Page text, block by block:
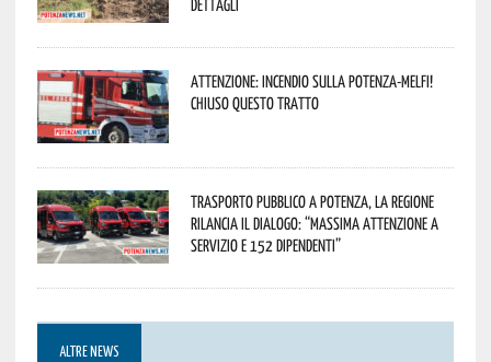
dettagli
Attenzione: incendio sulla Potenza-Melfi!
Chiuso questo tratto
Trasporto pubblico a Potenza, la Regione
rilancia il dialogo: “Massima attenzione a
servizio e 152 dipendenti”
ALTRE NEWS